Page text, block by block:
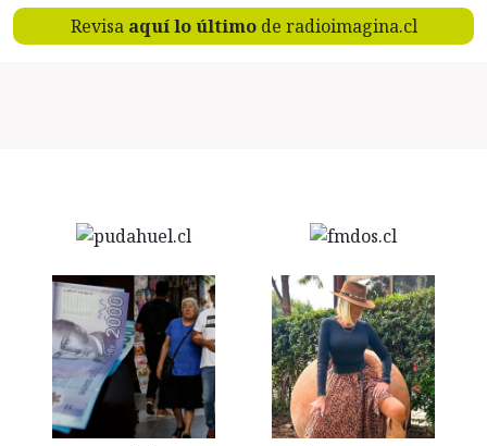
Revisa aquí lo últimode radioimagina.cl